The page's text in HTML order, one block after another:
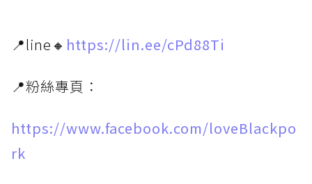
📍line🔸 https://lin.ee/cPd88Ti
📍粉絲專頁：
https://www.facebook.com/loveBlackpo
rk